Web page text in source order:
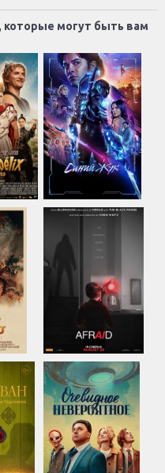
могут быть вам